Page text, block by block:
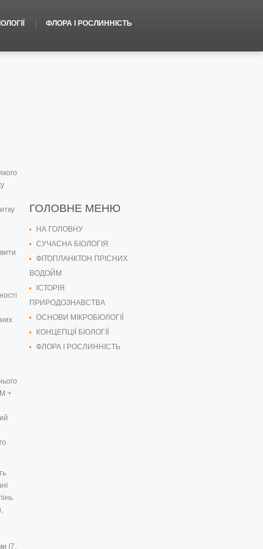
ФЛОРА І РОСЛИННІСТЬ
М +
[7,
ГОЛОВНЕ МЕНЮ
НА ГОЛОВНУ
СУЧАСНА БІОЛОГІЯ
ФІТОПЛАНКТОН ПРІСНИХ
ВОДОЙМ
ІСТОРІЯ
ПРИРОДОЗНАВСТВА
ОСНОВИ МІКРОБІОЛОГІЇ
КОНЦЕПЦІЇ БІОЛОГІЇ
ФЛОРА І РОСЛИННІСТЬ